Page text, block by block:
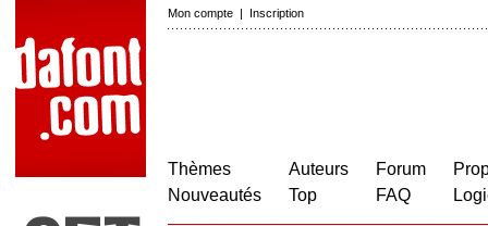
Mon compte | Inscription
Thèmes
Nouveautés
Auteurs
Top
Forum
FAQ